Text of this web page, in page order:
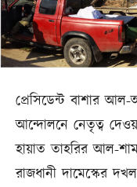
প্রেসিডেন্ট বাশার
আন্দোলনে নেতৃত্ব দেওয়া
হায়াত তাহরির আল-
রাজধানী দামেস্কের